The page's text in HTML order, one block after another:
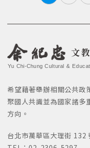
文
Yu Chi-Chung Cultural &
希望藉著舉辦相關公共政
聚國人共識並為國家諸多
方向。
台北市萬華區大理街 132